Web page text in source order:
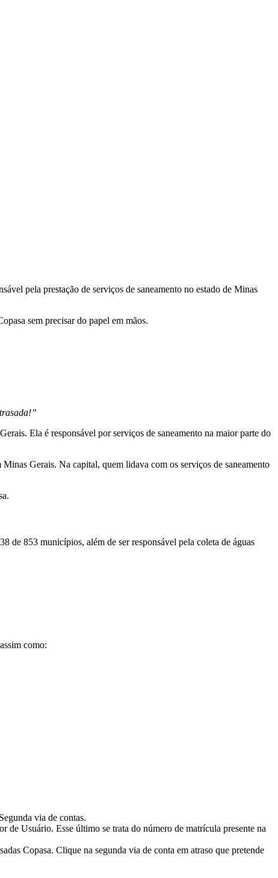
pela prestação de serviços de saneamento no estado de Minas
sem precisar do papel em mãos.
Ela é responsável por serviços de saneamento na maior parte do
Gerais. Na capital, quem lidava com os serviços de saneamento
de 853 municípios, além de ser responsável pela coleta de águas
como:
via de contas.
de Usuário. Esse último se trata do número de matrícula presente na
Copasa. Clique na segunda via de conta em atraso que pretende